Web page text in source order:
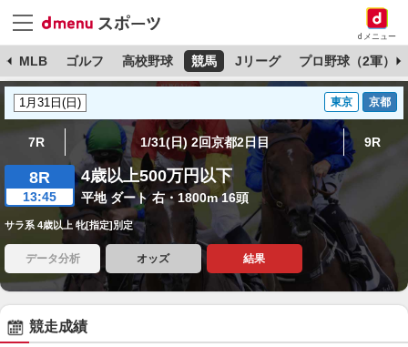
dメニュー
MLB ゴルフ 高校野球 競馬 Jリーグ プロ野球（2軍）
東京 京都
7R 1/31(日) 2回京都2日目 9R
8R
13:45
4歳以上500万円以下
平地 ダート 右・1800m 16頭
サラ系 4歳以上 牝[指定]別定
データ分析 オッズ 結果
競走成績